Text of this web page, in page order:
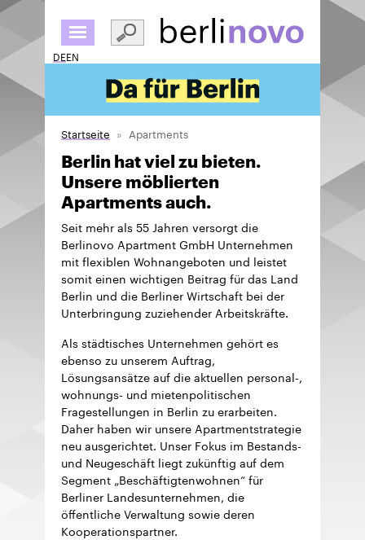
zum
Inhalt
DEEN
Startseite Apartments
Berlin hat viel zu bieten.
Unsere möblierten
Apartments auch.
Seit mehr als 55 Jahren versorgt die
Berlinovo Apartment GmbH Unternehmen
mit flexiblen Wohnangeboten und leistet
somit einen wichtigen Beitrag für das Land
Berlin und die Berliner Wirtschaft bei der
Unterbringung zuziehender Arbeitskräfte.
Als städtisches Unternehmen gehört es
ebenso zu unserem Auftrag,
Lösungsansätze auf die aktuellen personal-,
wohnungs- und mietenpolitischen
Fragestellungen in Berlin zu erarbeiten.
Daher haben wir unsere Apartmentstrategie
neu ausgerichtet. Unser Fokus im Bestands-
und Neugeschäft liegt zukünftig auf dem
Segment „Beschäftigtenwohnen“ für
Berliner Landesunternehmen, die
öffentliche Verwaltung sowie deren
Kooperationspartner.